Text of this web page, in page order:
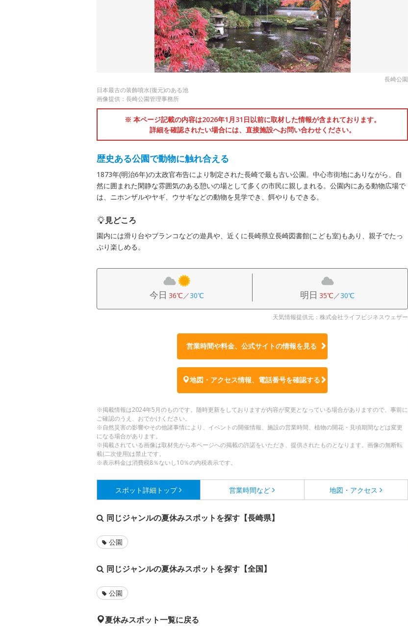
長崎公園
日本最古の装飾噴水(復元)のある池
画像提供：長崎公園管理事務所
※ 本ページ記載の内容は2026年1月31日以前に取材した情報が含まれております。
詳細を確認されたい場合には、直接施設へお問い合わせください。
歴史ある公園で動物に触れ合える
1873年(明治6年)の太政官布告により制定された長崎で最も古い公園。中心市街地にありながら、自
然に囲まれた閑静な雰囲気のある憩いの場として多くの市民に親しまれる。公園内にある動物広場で
は、ニホンザルやヤギ、ウサギなどの動物を見学でき、餌やりもできる。
見どころ
園内には滑り台やブランコなどの遊具や、近くに長崎県立長崎図書館(こども室)もあり、親子でたっ
ぷり楽しめる。
今日 36℃／30℃ 明日 35℃／30℃
天気情報提供元：株式会社ライフビジネスウェザー
営業時間や料金、公式サイトの情報を見る
地図・アクセス情報、電話番号を確認する
※掲載情報は2024年5月のものです。随時更新をしておりますが内容が変更となっている場合がありますので、事前に
ご確認のうえ、おでかけください。
※自然災害の影響やその他諸事情により、イベントの開催情報、施設の営業時間、植物の開花・見頃期間などは変更
になる場合があります。
※掲載されている画像は取材先から本ページへの掲載の許諾をいただき、提供されたものとなります。画像の無断転
載(二次使用)は禁止です。
※表示料金は消費税8％ないし10％の内税表示です。
スポット詳細 トップ 営業時間など 地図・アクセス
同じジャンルの夏休みスポットを探す【長崎県】
公園
同じジャンルの夏休みスポットを探す【全国】
公園
夏休みスポット一覧に戻る